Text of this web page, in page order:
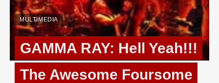
MULTIMEDIA
GAMMA RAY: Hell Yeah!!!
The Awesome Foursome